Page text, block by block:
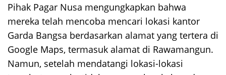
Pihak Pagar Nusa mengungkapkan bahwa
mereka telah mencoba mencari lokasi kantor
Garda Bangsa berdasarkan alamat yang tertera di
Google Maps, termasuk alamat di Rawamangun.
Namun, setelah mendatangi lokasi-lokasi